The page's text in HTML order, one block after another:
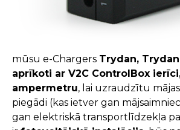
mūsu e-Chargers Trydan,
aprīkoti ar V2C ControlBox
ampermetru, lai uzraudzītu
piegādi (kas ietver gan
gan elektriskā transportlīdzekļa